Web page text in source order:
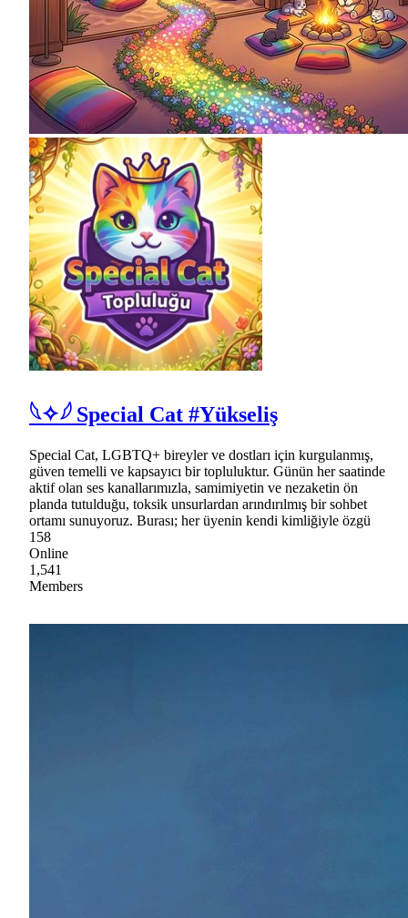
𓆩✧𓆪 Special Cat #Yükseliş
Special Cat, LGBTQ+ bireyler ve dostları için kurgulanmış,
güven temelli ve kapsayıcı bir topluluktur. Günün her saatinde
aktif olan ses kanallarımızla, samimiyetin ve nezaketin ön
planda tutulduğu, toksik unsurlardan arındırılmış bir sohbet
ortamı sunuyoruz. Burası; her üyenin kendi kimliğiyle özgü
158
Online
1,541
Members